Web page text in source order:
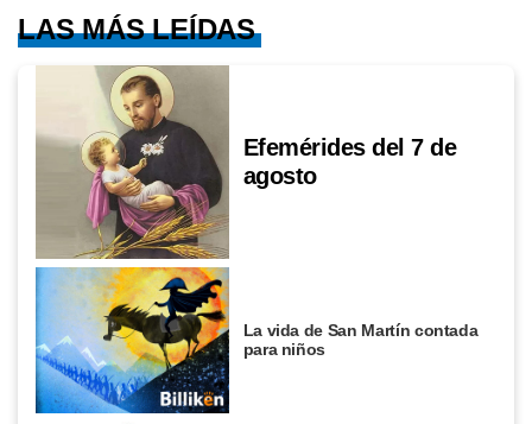
LAS MÁS LEÍDAS
Efemérides del 7 de
agosto
La vida de San Martín contada
para niños